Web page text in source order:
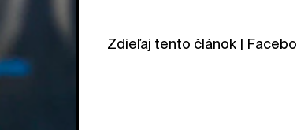
Zdieľaj tento článok |